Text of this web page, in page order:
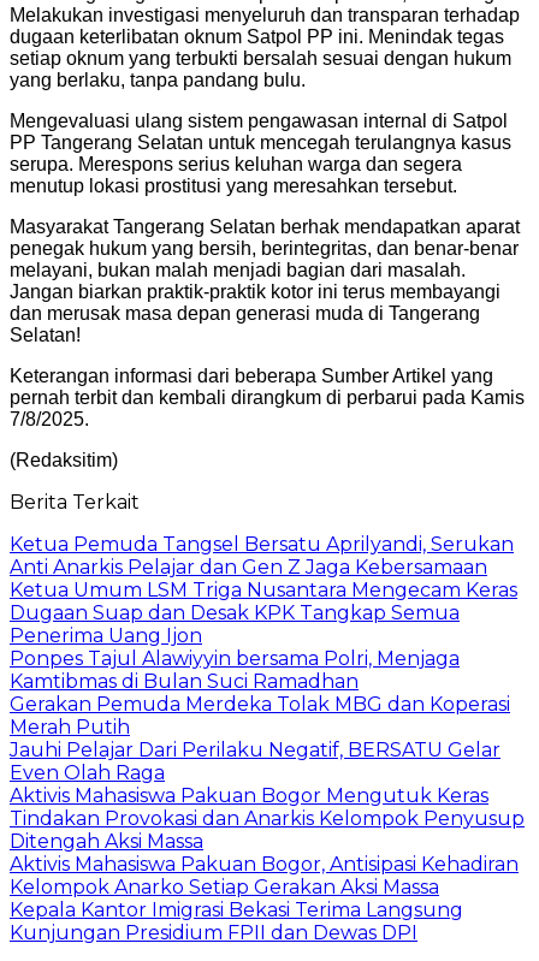
Melakukan investigasi menyeluruh dan transparan terhadap
dugaan keterlibatan oknum Satpol PP ini. Menindak tegas
setiap oknum yang terbukti bersalah sesuai dengan hukum
yang berlaku, tanpa pandang bulu.
​Mengevaluasi ulang sistem pengawasan internal di Satpol
PP Tangerang Selatan untuk mencegah terulangnya kasus
serupa. Merespons serius keluhan warga dan segera
menutup lokasi prostitusi yang meresahkan tersebut.
​Masyarakat Tangerang Selatan berhak mendapatkan aparat
penegak hukum yang bersih, berintegritas, dan benar-benar
melayani, bukan malah menjadi bagian dari masalah.
Jangan biarkan praktik-praktik kotor ini terus membayangi
dan merusak masa depan generasi muda di Tangerang
Selatan!
Keterangan informasi dari beberapa Sumber Artikel yang
pernah terbit dan kembali dirangkum di perbarui pada Kamis
7/8/2025.
(Redaksitim)
Berita Terkait
Ketua Pemuda Tangsel Bersatu Aprilyandi, Serukan
Anti Anarkis Pelajar dan Gen Z Jaga Kebersamaan
Ketua Umum LSM Triga Nusantara Mengecam Keras
Dugaan Suap dan Desak KPK Tangkap Semua
Penerima Uang Ijon
Ponpes Tajul Alawiyyin bersama Polri, Menjaga
Kamtibmas di Bulan Suci Ramadhan
Gerakan Pemuda Merdeka Tolak MBG dan Koperasi
Merah Putih
Jauhi Pelajar Dari Perilaku Negatif, BERSATU Gelar
Even Olah Raga
Aktivis Mahasiswa Pakuan Bogor Mengutuk Keras
Tindakan Provokasi dan Anarkis Kelompok Penyusup
Ditengah Aksi Massa
Aktivis Mahasiswa Pakuan Bogor, Antisipasi Kehadiran
Kelompok Anarko Setiap Gerakan Aksi Massa
Kepala Kantor Imigrasi Bekasi Terima Langsung
Kunjungan Presidium FPII dan Dewas DPI